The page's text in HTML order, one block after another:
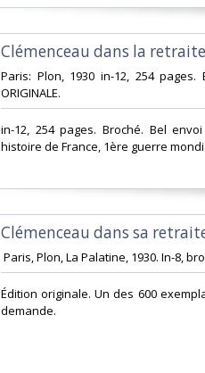
‎Clémenceau dans la
‎Paris: Plon, 1930 in-12, 254 pages.
ORIGINALE.‎
‎in-12, 254 pages. Broché. Bel envoi
histoire de France, 1ère guerre
‎Clémenceau dans sa
Paris, Plon, La Palatine, 1930. In-8,
‎Édition originale. Un des 600
demande.‎